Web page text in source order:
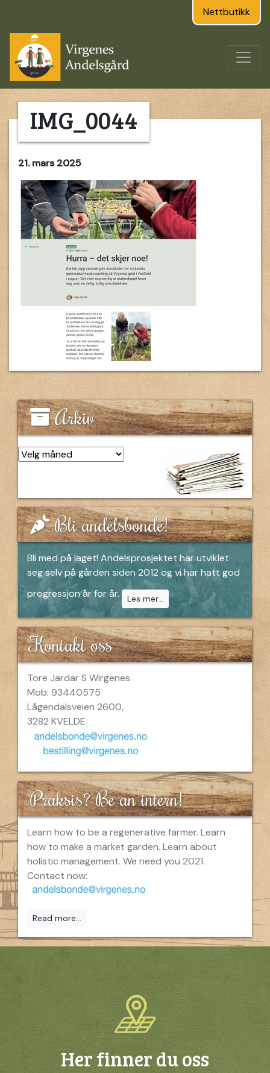
Nettbutikk
IMG_0044
21. mars 2025
Arkiv
Bli andelsbonde!
Bli med på laget! Andelsprosjektet har utviklet
seg selv på gården siden 2012 og vi har hatt god
progressjon år for år.
Les mer...
Kontakt oss
Tore Jardar S Wirgenes
Mob: 93440575
Lågendalsveien 2600,
3282 KVELDE
Praksis? Be an intern!
Learn how to be a regenerative farmer. Learn
how to make a market garden. Learn about
holistic management. We need you 2021.
Contact now:
Read more...
Her finner du oss